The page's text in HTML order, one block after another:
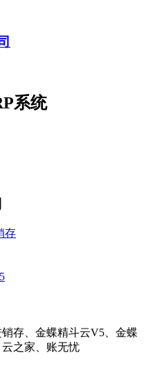
系统
存
存、金蝶精斗云V5、金蝶
之家、账无忧